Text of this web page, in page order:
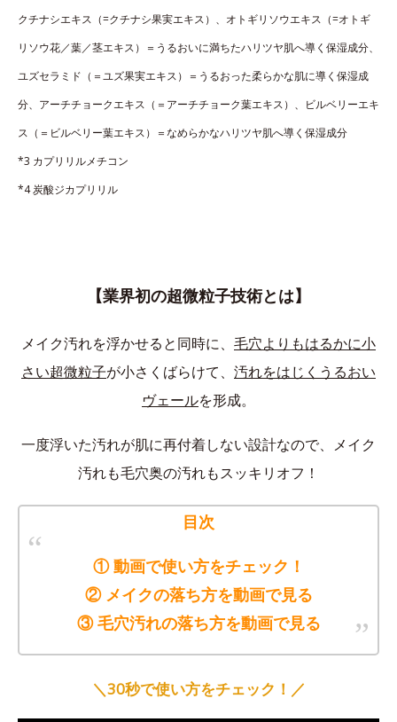
クチナシエキス（=クチナシ果実エキス）、オトギリソウエキス（=オトギ
リソウ花／葉／茎エキス）＝うるおいに満ちたハリツヤ肌へ導く保湿成分、
ユズセラミド（＝ユズ果実エキス）＝うるおった柔らかな肌に導く保湿成
分、アーチチョークエキス（＝アーチチョーク葉エキス）、ビルベリーエキ
ス（＝ビルベリー葉エキス）＝なめらかなハリツヤ肌へ導く保湿成分
*3 カプリリルメチコン
*4 炭酸ジカプリリル
【業界初の超微粒子技術とは】
メイク汚れを浮かせると同時に、 毛穴よりもはるかに小
さい超微粒子が小さくばらけて、 汚れをはじくうるおい
ヴェールを形成。
一度浮いた汚れが肌に再付着しない設計なので、メイク
汚れも毛穴奥の汚れもスッキリオフ！
目次
① 動画で使い方をチェック！
② メイクの落ち方を動画で見る
③ 毛穴汚れの落ち方を動画で見る
＼30秒で使い方をチェック！／